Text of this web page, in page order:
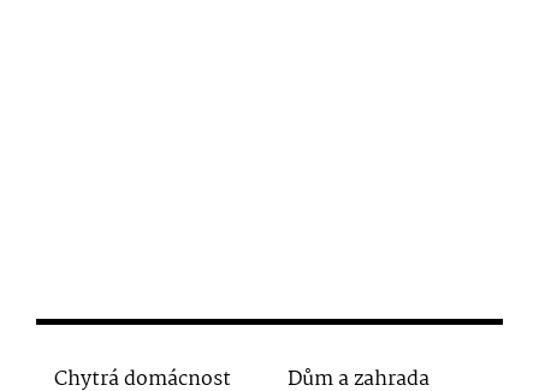
Chytrá domácnost
Dům a zahrada